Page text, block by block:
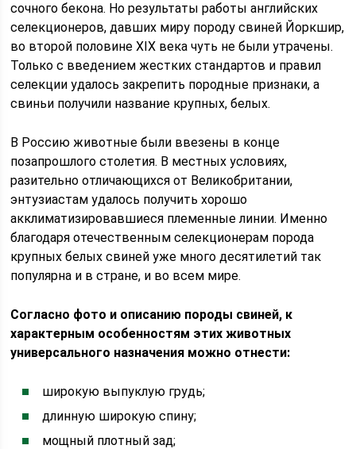
сочного бекона. Но результаты работы английских
селекционеров, давших миру породу свиней Йоркшир,
во второй половине XIX века чуть не были утрачены.
Только с введением жестких стандартов и правил
селекции удалось закрепить породные признаки, а
свиньи получили название крупных, белых.
В Россию животные были ввезены в конце
позапрошлого столетия. В местных условиях,
разительно отличающихся от Великобритании,
энтузиастам удалось получить хорошо
акклиматизировавшиеся племенные линии. Именно
благодаря отечественным селекционерам порода
крупных белых свиней уже много десятилетий так
популярна и в стране, и во всем мире.
Согласно фото и описанию породы свиней, к
характерным особенностям этих животных
универсального назначения можно отнести:
широкую выпуклую грудь;
длинную широкую спину;
мощный плотный зад;